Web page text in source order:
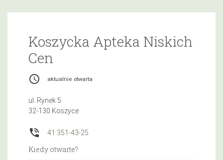
Koszycka Apteka Niskich
Cen
access_time aktualnie otwarta
ul. Rynek 5
32-130 Koszyce
phone_in_talk 41 351-43-25
Kiedy otwarte?